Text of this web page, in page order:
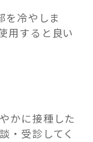
冷やしま
用すると良い
かに接種した
・受診してく